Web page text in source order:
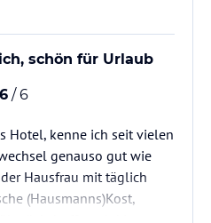
schön für Urlaub
6 / 6
Hotel, kenne ich seit vielen
genauso gut wie
Hausfrau mit täglich
(Hausmanns)Kost,